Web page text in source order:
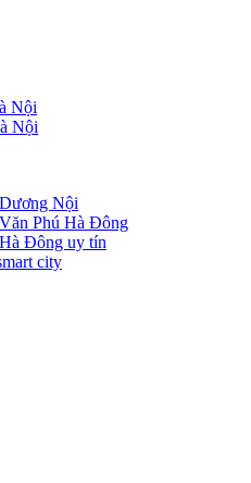
Nội
Nội
Nội
Phú Hà Đông
Đông uy tín
city